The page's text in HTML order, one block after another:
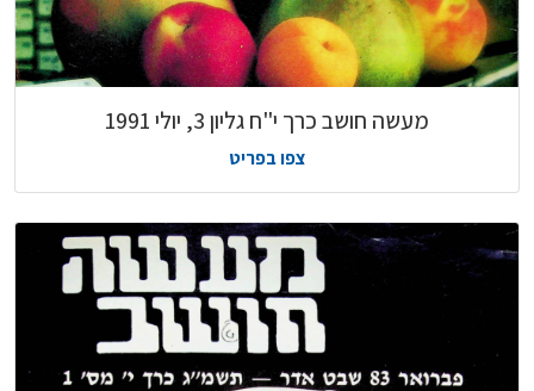
מעשה חושב כרך י"ח גליון 3, יולי 1991
צפו בפריט